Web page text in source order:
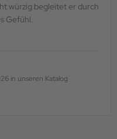
würzig begleitet er durch
Gefühl.
in unseren Katalog